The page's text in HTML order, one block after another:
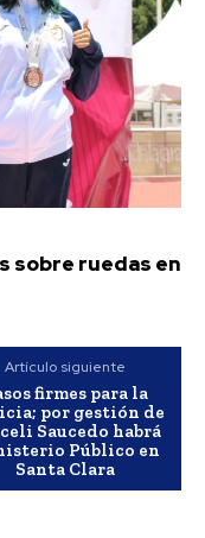
sobre ruedas en
Artículo siguiente
firmes para la
por gestión de
Saucedo habrá
Público en
Santa Clara